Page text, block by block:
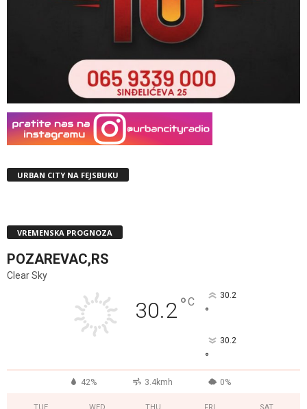
URBAN CITY NA FEJSBUKU
VREMENSKA PROGNOZA
POZAREVAC,RS
Clear Sky
30.2°C 30.2
°
30.2
°
42% 3.4kmh 0%